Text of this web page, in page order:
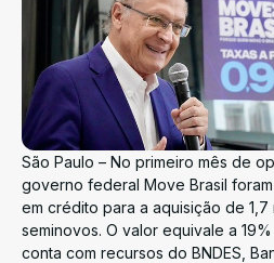
São Paulo – No primeiro mês de
governo federal Move Brasil
em crédito para a aquisição de 1,7
seminovos. O valor equivale a
conta com recursos do BNDES,